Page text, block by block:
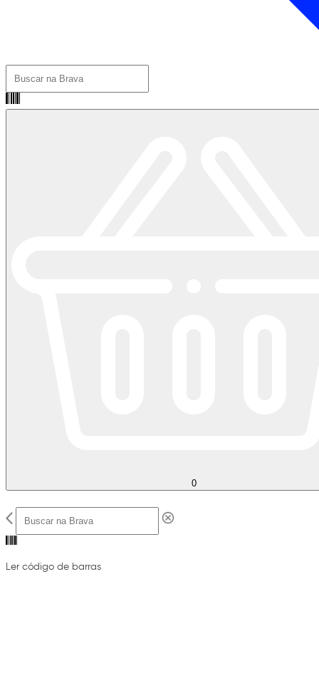
0
Ler código de barras